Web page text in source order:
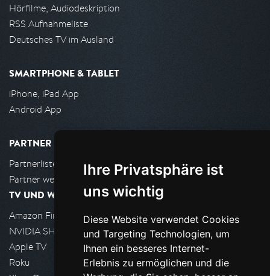
Ihre Privatsphäre ist
uns wichtig
Diese Website verwendet Cookies
und Targeting Technologien, um
Ihnen ein besseres Internet-
Erlebnis zu ermöglichen und die
Hörfilme, Audiodeskription
RSS Aufnahmeliste
Deutsches TV im Ausland
SMARTPHONE & TABLET
iPhone, iPad App
Android App
PARTNER
Partnerliste
Partner werden
TV UND WOHNZIMMER
Amazon FireTV
NVIDIA SHIELD, Google TV
Apple TV
Roku